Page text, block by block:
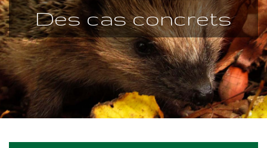
Des cas concrets